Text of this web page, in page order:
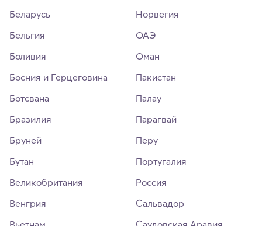
Беларусь
Бельгия
Боливия
Босния и Герцеговина
Ботсвана
Бразилия
Бруней
Бутан
Великобритания
Венгрия
Норвегия
ОАЭ
Оман
Пакистан
Палау
Парагвай
Перу
Португалия
Россия
Сальвадор